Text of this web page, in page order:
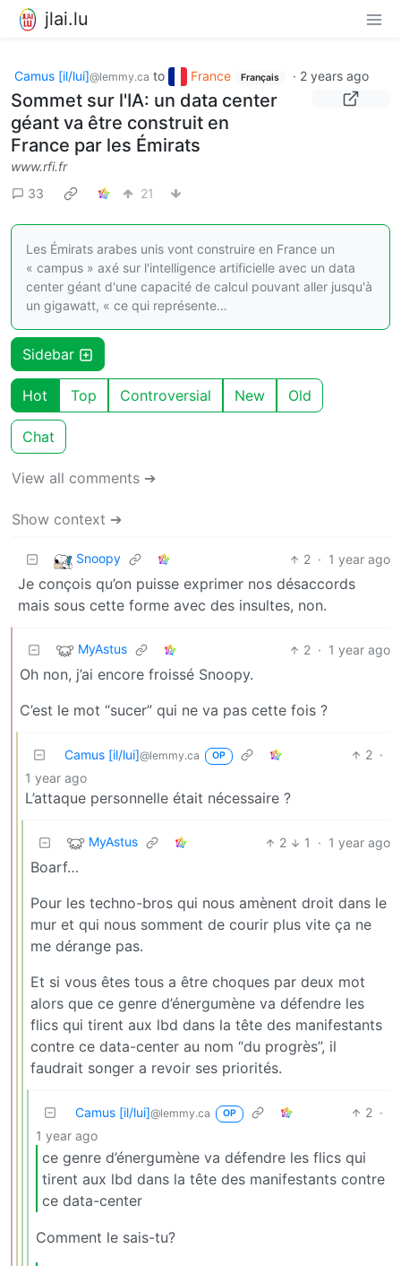
jlai.lu
Camus [il/lui]@lemmy.ca to France Français · 2 years ago
Sommet sur l'IA: un data center
géant va être construit en
France par les Émirats
www.rfi.fr
33
21
Les Émirats arabes unis vont construire en France un
« campus » axé sur l'intelligence artificielle avec un data
center géant d'une capacité de calcul pouvant aller jusqu'à
un gigawatt, « ce qui représente…
Sidebar
Hot Top Controversial New Old
Chat
View all comments ➔
Show context ➔
Snoopy 2 · 1 year ago
Je conçois qu’on puisse exprimer nos désaccords
mais sous cette forme avec des insultes, non.
MyAstus 2 · 1 year ago
Oh non, j’ai encore froissé Snoopy.
C’est le mot “sucer” qui ne va pas cette fois ?
Camus [il/lui]@lemmy.ca OP 2 ·
1 year ago
L’attaque personnelle était nécessaire ?
MyAstus 2 1 · 1 year ago
Boarf…
Pour les techno-bros qui nous amènent droit dans le
mur et qui nous somment de courir plus vite ça ne
me dérange pas.
Et si vous êtes tous a être choques par deux mot
alors que ce genre d’énergumène va défendre les
flics qui tirent aux lbd dans la tête des manifestants
contre ce data-center au nom “du progrès”, il
faudrait songer a revoir ses priorités.
Camus [il/lui]@lemmy.ca OP 2 ·
1 year ago
ce genre d’énergumène va défendre les flics qui
tirent aux lbd dans la tête des manifestants contre
ce data-center
Comment le sais-tu?